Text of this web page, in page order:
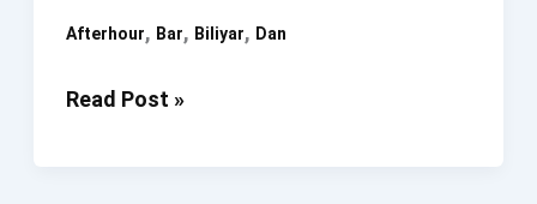
Afterhour, Bar, Biliyar, Dan
Afterhour
Read Post »